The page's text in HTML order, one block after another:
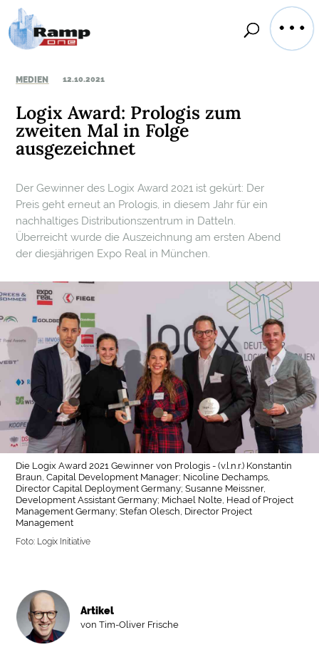
MEDIEN 12.10.2021
Logix Award: Prologis zum
zweiten Mal in Folge
ausgezeichnet
Der Gewinner des Logix Award 2021 ist gekürt: Der
Preis geht erneut an Prologis, in diesem Jahr für ein
nachhaltiges Distributionszentrum in Datteln.
Überreicht wurde die Auszeichnung am ersten Abend
der diesjährigen Expo Real in München.
Die Logix Award 2021 Gewinner von Prologis - (v.l.n.r.) Konstantin
Braun, Capital Development Manager; Nicoline Dechamps,
Director Capital Deployment Germany; Susanne Meissner,
Development Assistant Germany; Michael Nolte, Head of Project
Management Germany; Stefan Olesch, Director Project
Management
Foto: Logix Initiative
Artikel
von Tim-Oliver Frische